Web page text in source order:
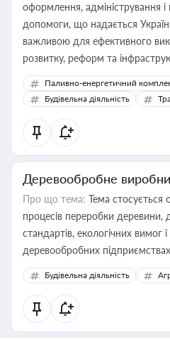
оформлення, адміністрування і
допомоги, що надається
важливою для ефективного
розвитку, реформ та
Паливно-енергетичний
Будівельна діяльність
Деревообробне
Про що тема: Тема стосується
процесів переробки деревини,
стандартів, екологічних вимог
деревообробних підприємствах
Будівельна діяльність